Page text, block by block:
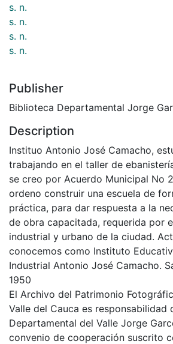
s. n.
s. n.
s. n.
s. n.
Publisher
Biblioteca Departamental Jorge
Description
Instituo Antonio José Camacho,
trabajando en el taller de
se creo por Acuerdo Municipal No
ordeno construir una escuela de
práctica, para dar respuesta a la
de obra capacitada, requerida por
industrial y urbano de la ciudad.
conocemos como Instituto
Industrial Antonio José Camacho.
1950
El Archivo del Patrimonio
Valle del Cauca es responsabilidad
Departamental del Valle Jorge
convenio de cooperación suscrito